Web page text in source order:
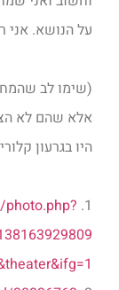
על הנושא. אני
(שימו לב
אלא שהם לא
היו בגרעון
1.
photo.php?